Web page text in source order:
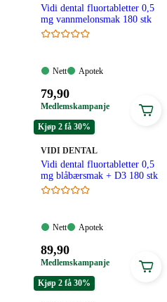
Vidi dental fluortabletter 0,5
mg vannmelonsmak 180 stk
Nett:
Nett
Apotek:
Apotek
Pris:
79,90
kroner.
79,90
Medlemskampanje
Kjøp 2 få 30%
MERKE:
VIDI DENTAL
Vidi dental fluortabletter 0,5
mg blåbærsmak + D3 180 stk
Nett:
Nett
Apotek:
Apotek
Pris:
89,90
kroner.
89,90
Medlemskampanje
Kjøp 2 få 30%